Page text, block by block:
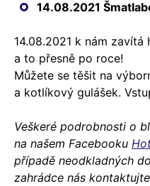
14.08.2021
14.08.2021 k nám
a to přesně po roce!
Můžete se těšit na
a kotlíkový gulášek.
Veškeré podrobnosti o
na našem Facebooku
případě neodkladných
zahrádce nás